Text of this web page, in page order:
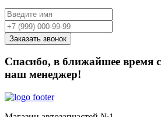
Спасибо, в ближайшее время с
наш менеджер!